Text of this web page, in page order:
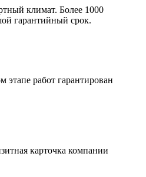
климат. Более 1000
гарантийный срок.
этапе работ гарантирован
карточка компании